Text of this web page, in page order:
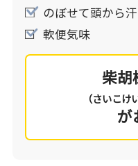
のぼせて頭から
軟便気味
柴胡
（さいこけ
が